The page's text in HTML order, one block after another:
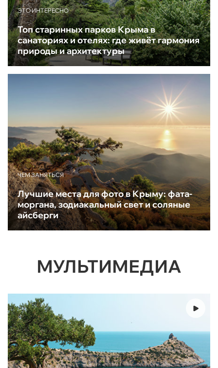
ЭТО ИНТЕРЕСНО
Топ старинных парков Крыма в
санаториях и отелях: где живёт гармония
природы и архитектуры
ЧЕМ ЗАНЯТЬСЯ
Лучшие места для фото в Крыму: фата-
моргана, зодиакальный свет и соляные
айсберги
МУЛЬТИМЕДИА